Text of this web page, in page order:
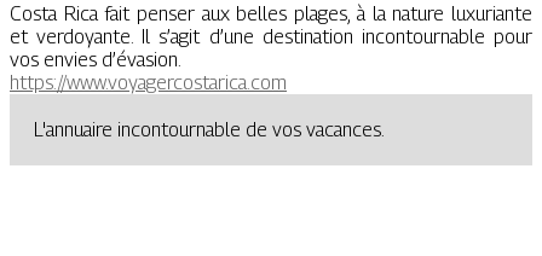
Costa Rica fait penser aux belles plages, à la nature luxuriante
et verdoyante. Il s’agit d’une destination incontournable pour
vos envies d’évasion.
https://www.voyagercostarica.com
L'annuaire incontournable de vos vacances.